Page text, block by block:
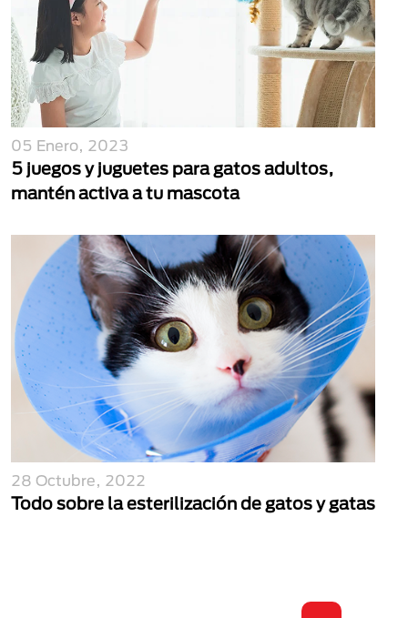
05 Enero, 2023
5 juegos y juguetes para gatos adultos,
mantén activa a tu mascota
28 Octubre, 2022
Todo sobre la esterilización de gatos y gatas